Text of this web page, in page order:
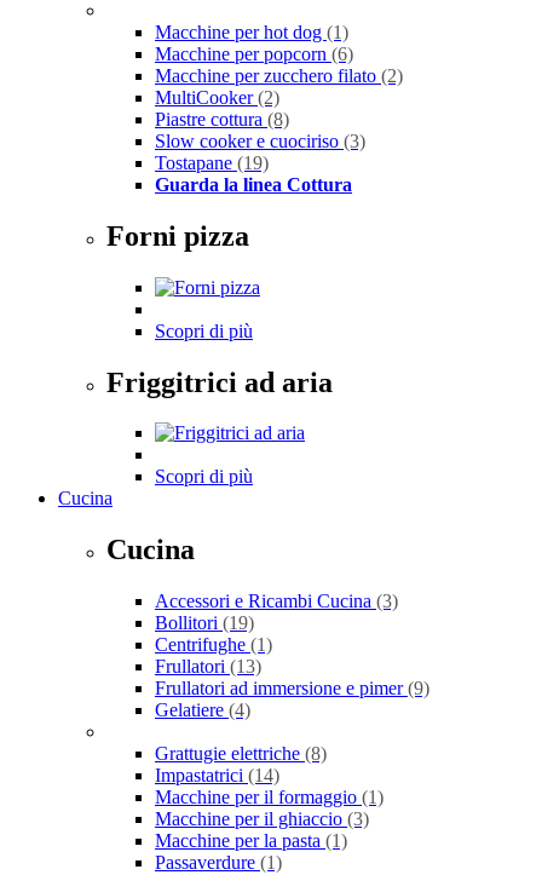
Macchine per hot dog (1)
Macchine per popcorn (6)
Macchine per zucchero filato (2)
MultiCooker(2)
Piastre cottura (8)
Slow cooker e cuociriso (3)
Tostapane (19)
Guarda la linea Cottura
Forni pizza
Scopri di più
Friggitrici ad aria
Scopri di più
Cucina
Cucina
Accessori e Ricambi Cucina (3)
Bollitori (19)
Centrifughe (1)
Frullatori (13)
Frullatori ad immersione e pimer(9)
Gelatiere (4)
Grattugie elettriche (8)
Impastatrici (14)
Macchine per il formaggio (1)
Macchine per il ghiaccio (3)
Macchine per la pasta (1)
Passaverdure (1)